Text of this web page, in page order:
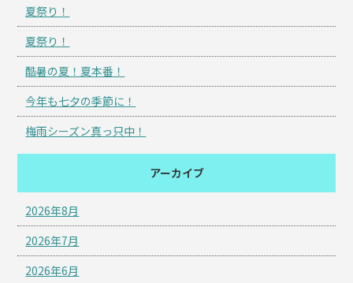
夏祭り！
夏祭り！
酷暑の夏！夏本番！
今年も七夕の季節に！
梅雨シーズン真っ只中！
アーカイブ
2026年8月
2026年7月
2026年6月